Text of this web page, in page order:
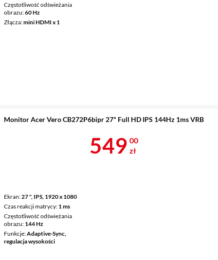
Częstotliwość odświeżania
obrazu 60 Hz
Złącza mini HDMI x 1
Monitor Acer Vero CB272P6bipr 27" Full HD IPS 144Hz 1ms VRB
Ekran 27 ", IPS, 1920 x 1080
Czas reakcji matrycy 1 ms
Częstotliwość odświeżania
obrazu 144 Hz
Funkcje Adaptive-Sync,
regulacja wysokości
Cena 549 zł
549 00
zł